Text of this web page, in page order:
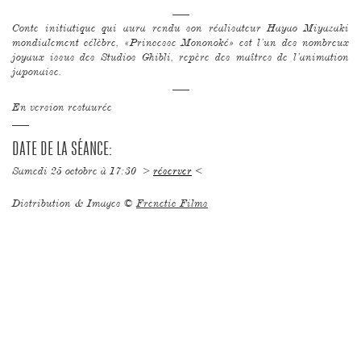
Conte initiatique qui aura rendu son réalisateur Hayao Miyazaki
mondialement célèbre, «Princesse Mononoké» est l’un des nombreux
joyaux issus des Studios Ghibli, repère des maîtres de l’animation
japonaise.
–––
En version restaurée
–––
DATE DE LA SÉANCE:
Samedi 25 octobre à 17:30 > réserver <
Distribution & Images © Frenetic Films